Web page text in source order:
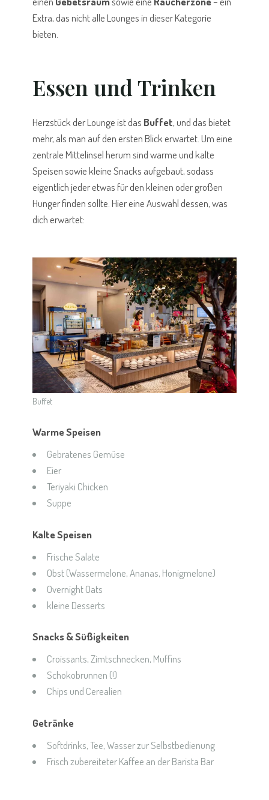
Extra, das nicht alle Lounges in dieser Kategorie
bieten.
Essen und Trinken
Herzstück der Lounge ist das Buffet, und das bietet
mehr, als man auf den ersten Blick erwartet. Um eine
zentrale Mittelinsel herum sind warme und kalte
Speisen sowie kleine Snacks aufgebaut, sodass
eigentlich jeder etwas für den kleinen oder großen
Hunger finden sollte. Hier eine Auswahl dessen, was
dich erwartet:
Buffet
Warme Speisen
Gebratenes Gemüse
Eier
Teriyaki Chicken
Suppe
Kalte Speisen
Frische Salate
Obst (Wassermelone, Ananas, Honigmelone)
Overnight Oats
kleine Desserts
Snacks & Süßigkeiten
Croissants, Zimtschnecken, Muffins
Schokobrunnen (!)
Chips und Cerealien
Getränke
Softdrinks, Tee, Wasser zur Selbstbedienung
Frisch zubereiteter Kaffee an der Barista Bar